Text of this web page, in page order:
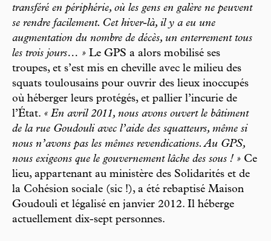
transféré en périphérie, où les gens en galère ne peuvent
se rendre facilement. Cet hiver-là, il y a eu une
augmentation du nombre de décès, un enterrement tous
les trois jours… » Le GPS a alors mobilisé ses
troupes, et s’est mis en cheville avec le milieu des
squats toulousains pour ouvrir des lieux inoccupés
où héberger leurs protégés, et pallier l’incurie de
l’État. « En avril 2011, nous avons ouvert le bâtiment
de la rue Goudouli avec l’aide des squatteurs, même si
nous n’avons pas les mêmes revendications. Au GPS,
nous exigeons que le gouvernement lâche des sous ! » Ce
lieu, appartenant au ministère des Solidarités et de
la Cohésion sociale (sic !), a été rebaptisé Maison
Goudouli et légalisé en janvier 2012. Il héberge
actuellement dix-sept personnes.